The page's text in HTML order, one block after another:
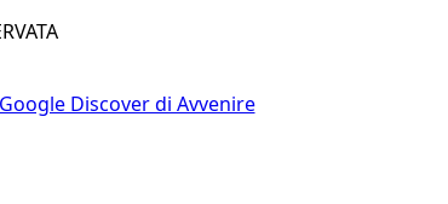
Discover di Avvenire